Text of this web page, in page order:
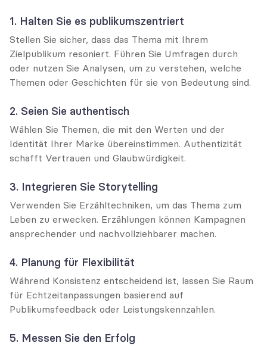
1. Halten Sie es publikumszentriert
Stellen Sie sicher, dass das Thema mit Ihrem
Zielpublikum resoniert. Führen Sie Umfragen durch
oder nutzen Sie Analysen, um zu verstehen, welche
Themen oder Geschichten für sie von Bedeutung sind.
2. Seien Sie authentisch
Wählen Sie Themen, die mit den Werten und der
Identität Ihrer Marke übereinstimmen. Authentizität
schafft Vertrauen und Glaubwürdigkeit.
3. Integrieren Sie Storytelling
Verwenden Sie Erzähltechniken, um das Thema zum
Leben zu erwecken. Erzählungen können Kampagnen
ansprechender und nachvollziehbarer machen.
4. Planung für Flexibilität
Während Konsistenz entscheidend ist, lassen Sie Raum
für Echtzeitanpassungen basierend auf
Publikumsfeedback oder Leistungskennzahlen.
5. Messen Sie den Erfolg